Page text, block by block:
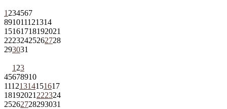
1 234567
891011121314
15161718192021
22232425262728
293031
1 23
45678910
11121314151617
18192021 222324
25262728293031